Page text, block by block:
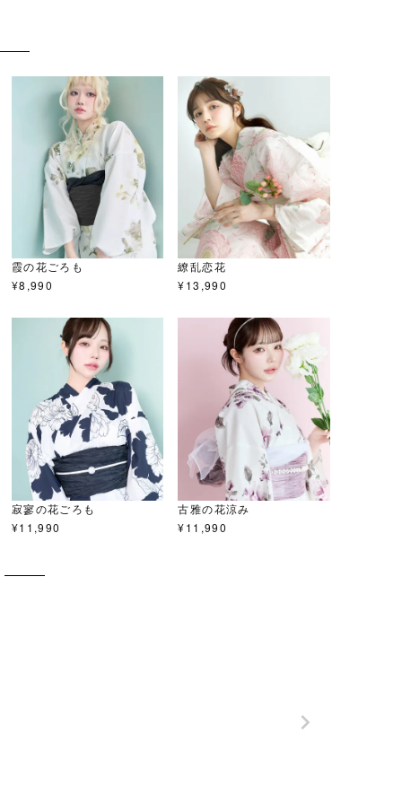
霞の花ごろも
¥8,990
繚乱恋花
¥13,990
寂寥の花ごろも
¥11,990
古雅の花涼み
¥11,990